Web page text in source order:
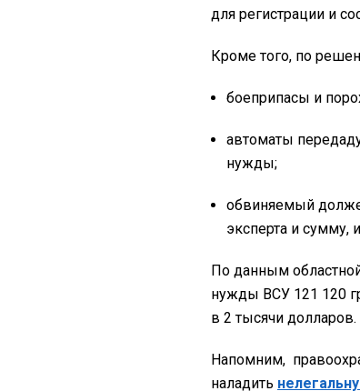
для регистрации и
Кроме того, по
боеприпасы и
автоматы
нужды;
обвиняемый
эксперта и сумму,
По данным
нужды ВСУ 121 120
в 2 тысячи долларов.
Напомним,
наладить